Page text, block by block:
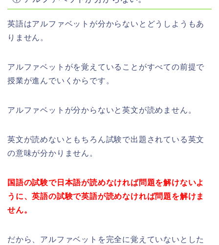
英語はアルファベットが分からないとどうしようもあ
りません。
アルファベットがを覚えていることがすべての前提で
授業が進んでいくからです。
アルファベットが分からないと英文が読めません。
英文が読めないともちろん試験で出題されている英文
の意味が分かりません。
国語の試験で日本語が読めなければ問題を解けないよ
うに、英語の試験で英語が読めなければ問題を解けま
せん。
だから、アルファベットを完全に覚えていないとした